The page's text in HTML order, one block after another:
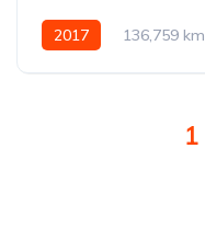
2017 136,759 km
1